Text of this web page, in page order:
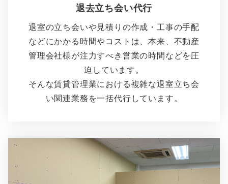
退去立ち会い代行
退室の立ち会いや見積りの作成・工事の手配
などにかかる時間やコストは、本来、不動産
管理会社様が注力すべき営業の時間などを圧
迫しています。
そんな賃貸管理業における複雑な退室立ち会
い関連業務を一括代行しています。